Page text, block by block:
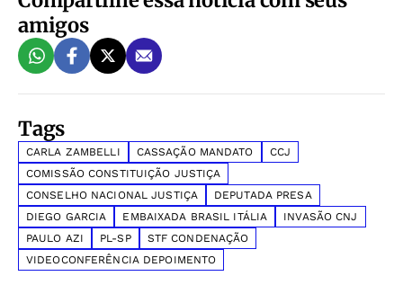
amigos
Tags
CARLA ZAMBELLI CASSAÇÃO MANDATO
CCJ
COMISSÃO CONSTITUIÇÃO JUSTIÇA
CONSELHO NACIONAL JUSTIÇA
DEPUTADA PRESA
DIEGO GARCIA
EMBAIXADA BRASIL ITÁLIA
INVASÃO CNJ
PAULO AZI
PL-SP
STF CONDENAÇÃO
VIDEOCONFERÊNCIA DEPOIMENTO